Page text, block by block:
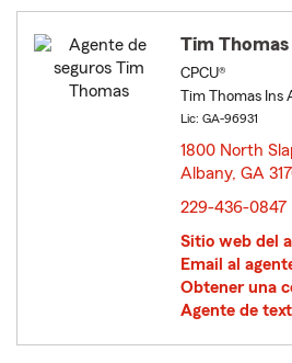
Tim Thomas
CPCU®
Tim Thomas Ins
Lic: GA-96931
1800 North
Albany, GA
229-436-0847
Sitio web del
Email al
Obtener una
Agente de